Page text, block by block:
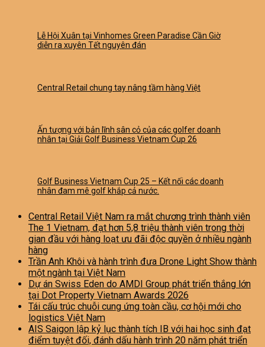
Lễ Hội Xuân tại Vinhomes Green Paradise Cần Giờ
diễn ra xuyên Tết nguyên đán
Central Retail chung tay nâng tầm hàng Việt
Ấn tượng với bản lĩnh sân cỏ của các golfer doanh
nhân tại Giải Golf Business Vietnam Cup 26
Golf Business Vietnam Cup 25 – Kết nối các doanh
nhân đam mê golf khắp cả nước.
Central Retail Việt Nam ra mắt chương trình thành viên
The 1 Vietnam, đạt hơn 5,8 triệu thành viên trong thời
gian đầu với hàng loạt ưu đãi độc quyền ở nhiều ngành
hàng
Trần Anh Khôi và hành trình đưa Drone Light Show thành
một ngành tại Việt Nam
Dự án Swiss Eden do AMDI Group phát triển thắng lớn
tại Dot Property Vietnam Awards 2026
Tái cấu trúc chuỗi cung ứng toàn cầu, cơ hội mới cho
logistics Việt Nam
AIS Saigon lập kỷ lục thành tích IB với hai học sinh đạt
điểm tuyệt đối, đánh dấu hành trình 20 năm phát triển